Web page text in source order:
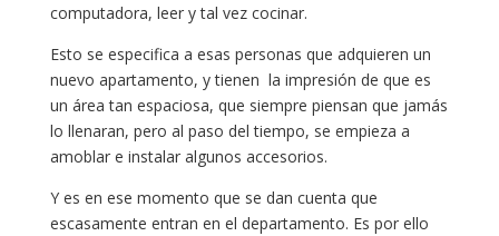
computadora, leer y tal vez cocinar.
Esto se especifica a esas personas que adquieren un
nuevo apartamento, y tienen la impresión de que es
un área tan espaciosa, que siempre piensan que jamás
lo llenaran, pero al paso del tiempo, se empieza a
amoblar e instalar algunos accesorios.
Y es en ese momento que se dan cuenta que
escasamente entran en el departamento. Es por ello